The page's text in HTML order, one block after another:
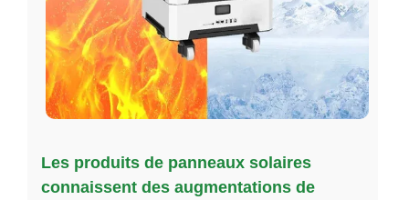
Les produits de panneaux solaires
connaissent des augmentations de